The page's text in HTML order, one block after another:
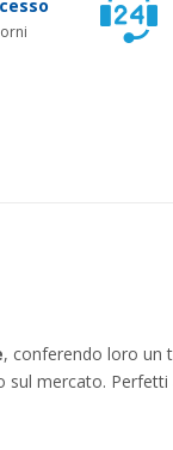
, conferendo loro un
mercato. Perfetti